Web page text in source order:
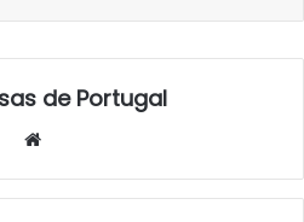
de Portugal